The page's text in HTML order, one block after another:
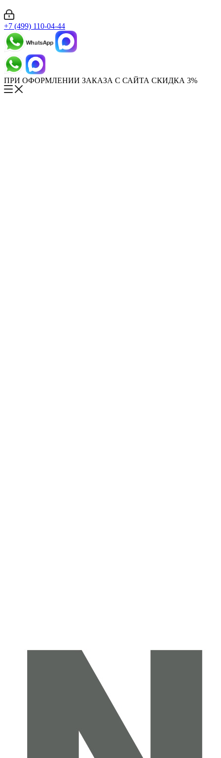
+7 (499) 110-04-44
ПРИ ОФОРМЛЕНИИ ЗАКАЗА С САЙТА СКИДКА 3%